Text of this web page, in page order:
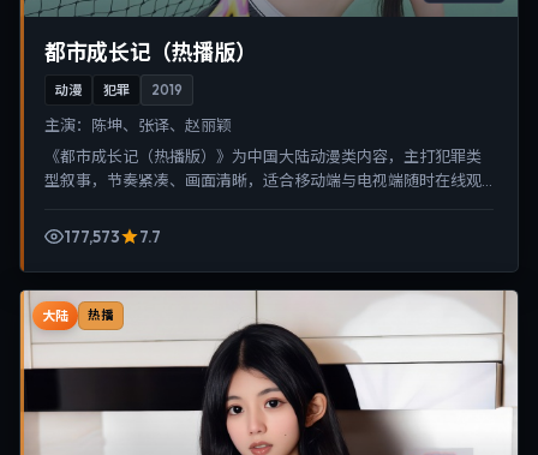
都市成长记（热播版）
动漫 犯罪 2019
主演： 陈坤、张译、赵丽颖
《都市成长记（热播版）》为中国大陆动漫类内容，主打犯罪类
型叙事，节奏紧凑、画面清晰，适合移动端与电视端随时在线观
177,573
7.7
大陆 热播